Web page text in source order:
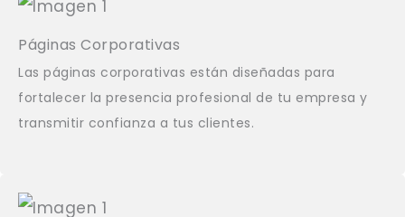
Páginas Corporativas
Las páginas corporativas están diseñadas para
fortalecer la presencia profesional de tu empresa y
transmitir confianza a tus clientes.